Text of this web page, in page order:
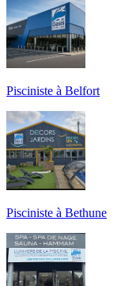
Pisciniste à Belfort
Pisciniste à Bethune